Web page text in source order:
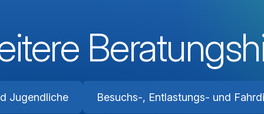
Jugendliche Besuchs-, Entlastungs- und